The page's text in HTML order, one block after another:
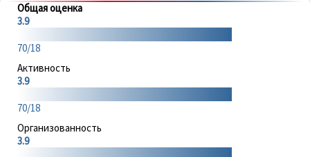
Общая оценка
3.9
70/18
Активность
3.9
70/18
Организованность
3.9